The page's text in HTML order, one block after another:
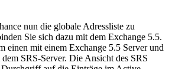
nun die globale Adressliste zu
Sie sich dazu mit dem Exchange 5.5.
einen mit einem Exchange 5.5 Server und
SRS-Server. Die Ansicht des SRS